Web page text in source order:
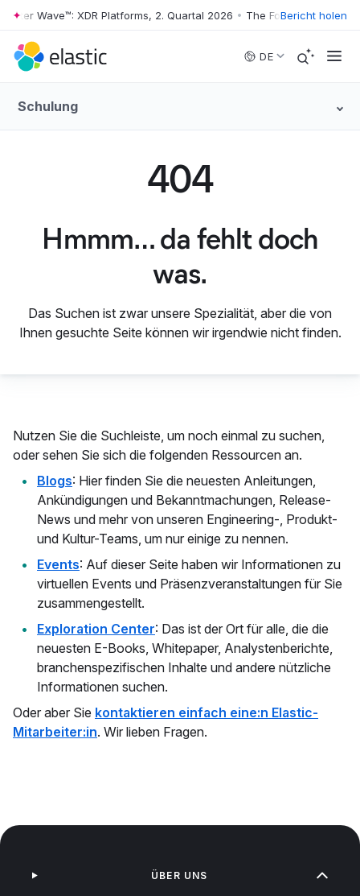
Skip to main content
Wave™: XDR Platforms, 2. Quartal 2026 • The Forrester Wave™:
Bericht holen
DE
Schulung
404
Hmmm… da fehlt doch
was.
Das Suchen ist zwar unsere Spezialität, aber die von
Ihnen gesuchte Seite können wir irgendwie nicht finden.
Nutzen Sie die Suchleiste, um noch einmal zu suchen,
oder sehen Sie sich die folgenden Ressourcen an.
Blogs: Hier finden Sie die neuesten Anleitungen,
Ankündigungen und Bekanntmachungen, Release-
News und mehr von unseren Engineering-, Produkt-
und Kultur-Teams, um nur einige zu nennen.
Events: Auf dieser Seite haben wir Informationen zu
virtuellen Events und Präsenzveranstaltungen für Sie
zusammengestellt.
Exploration Center: Das ist der Ort für alle, die die
neuesten E-Books, Whitepaper, Analystenberichte,
branchenspezifischen Inhalte und andere nützliche
Informationen suchen.
Oder aber Sie kontaktieren einfach eine:n Elastic-
Mitarbeiter:in. Wir lieben Fragen.
ÜBER UNS